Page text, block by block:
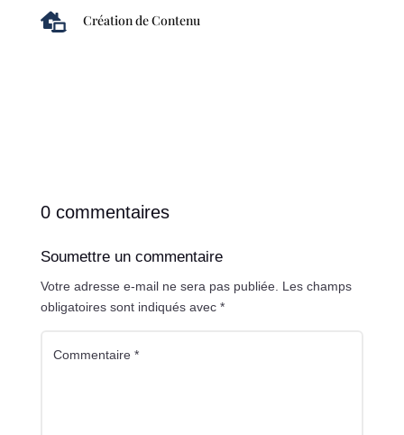
 Création de Contenu
0 commentaires
Soumettre un commentaire
Votre adresse e-mail ne sera pas publiée. Les champs
obligatoires sont indiqués avec *